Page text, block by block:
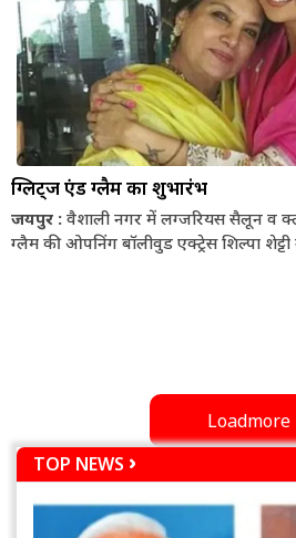
ग्लिट्ज एंड ग्लैम का शुभारंभ
जयपुर : वैशाली नगर में लग्जरियस सैलून व
ग्लैम की ओपनिंग बॉलीवुड एक्ट्रेस शिल्पा शेट्टी
Loadmore
TOP NEWS